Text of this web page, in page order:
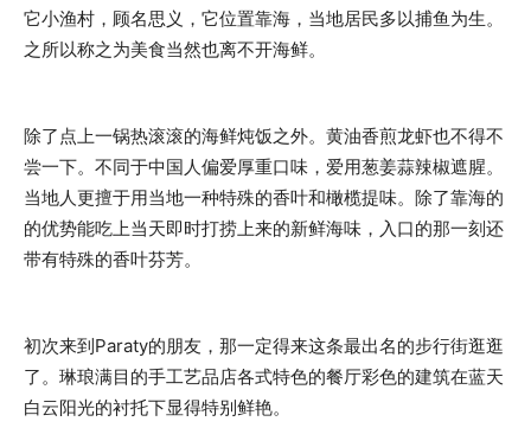
它小渔村，顾名思义，它位置靠海，当地居民多以捕鱼为生。
之所以称之为美食当然也离不开海鲜。
除了点上一锅热滚滚的海鲜炖饭之外。黄油香煎龙虾也不得不
尝一下。不同于中国人偏爱厚重口味，爱用葱姜蒜辣椒遮腥。
当地人更擅于用当地一种特殊的香叶和橄榄提味。除了靠海的
的优势能吃上当天即时打捞上来的新鲜海味，入口的那一刻还
带有特殊的香叶芬芳。
初次来到Paraty的朋友，那一定得来这条最出名的步行街逛逛
了。琳琅满目的手工艺品店各式特色的餐厅彩色的建筑在蓝天
白云阳光的衬托下显得特别鲜艳。